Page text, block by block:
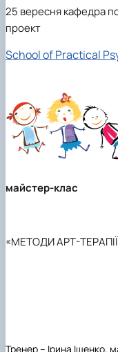
25 вереснякафедра
проект
SchoolofPractical
майстер-клас
«МЕТОДИ АРТ-
Тренер – Ірина Іщенко,